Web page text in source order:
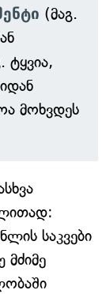
(მაგ.
ტყვია,
მოხვდეს
საკვები
მძიმე